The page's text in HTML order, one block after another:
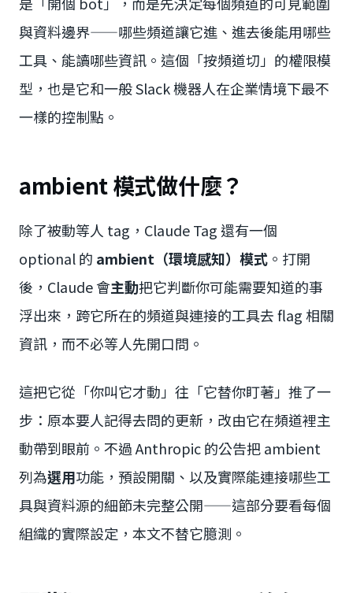
與資料邊界——哪些頻道讓它進、進去後能用哪些
工具、能讀哪些資訊。這個「按頻道切」的權限模
型，也是它和一般 Slack 機器人在企業情境下最不
一樣的控制點。
ambient 模式做什麼？
除了被動等人 tag，Claude Tag 還有一個
optional 的 ambient（環境感知）模式 。打開
後，Claude 會主動把它判斷你可能需要知道的事
浮出來，跨它所在的頻道與連接的工具去 flag 相關
資訊，而不必等人先開口問。
這把它從「你叫它才動」往「它替你盯著」推了一
步：原本要人記得去問的更新，改由它在頻道裡主
動帶到眼前。不過 Anthropic 的公告把 ambient
列為選用功能，預設開關、以及實際能連接哪些工
具與資料源的細節未完整公開——這部分要看每個
組織的實際設定，本文不替它臆測。